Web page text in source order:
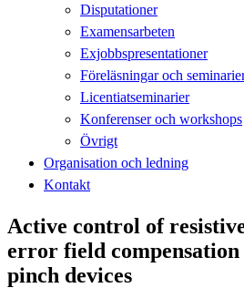
Disputationer
Examensarbeten
Exjobbspresentationer
Föreläsningar och
Licentiatseminarier
Konferenser och workshops
Övrigt
Organisation och ledning
Kontakt
Active control of
error field
pinch devices